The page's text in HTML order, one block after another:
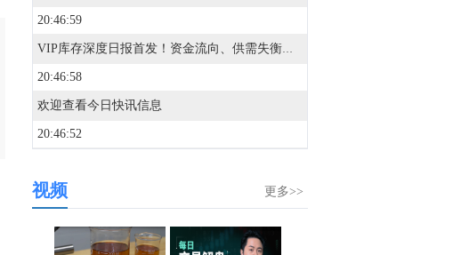
20:46:59
VIP库存深度日报首发！资金流向、供需失衡一眼看透，VIP限时95折，解锁40+项权益>>
20:46:58
欢迎查看今日快讯信息
20:46:52
20:44:16
20:32:26
更多>>
视频